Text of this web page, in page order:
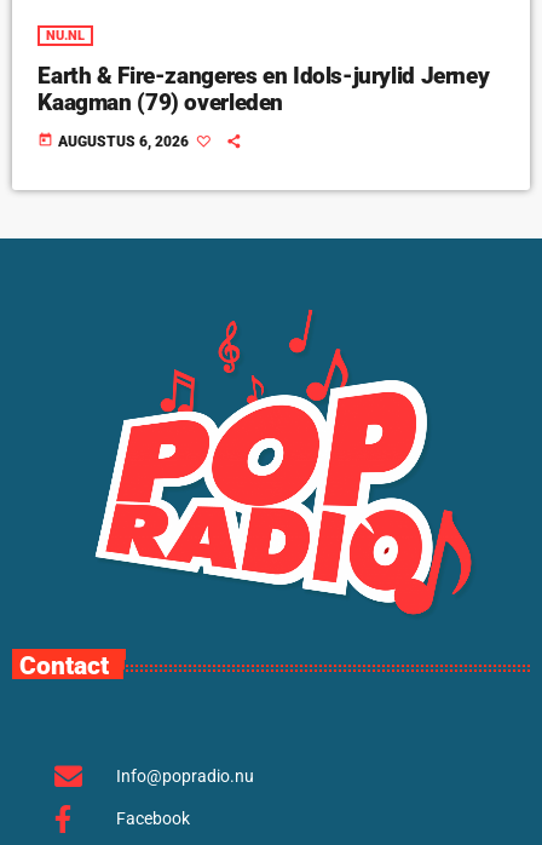
NU.NL
Earth & Fire-zangeres en Idols-jurylid Jerney
Kaagman (79) overleden
today AUGUSTUS 6, 2026
Contact
Info@popradio.nu
Facebook